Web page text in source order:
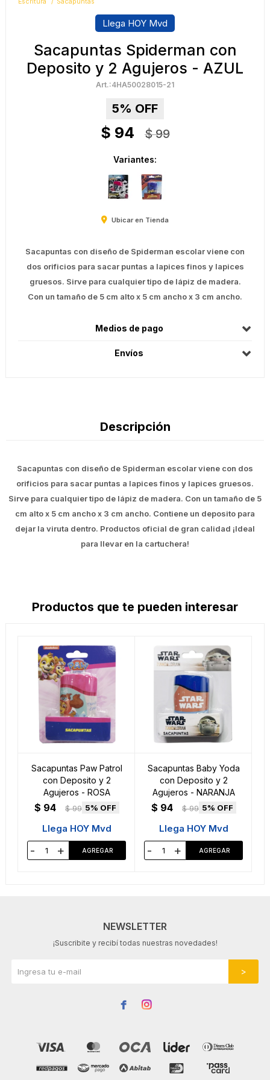
Escritura Sacapuntas
Llega HOY Mvd
Sacapuntas Spiderman con
Deposito y 2 Agujeros - AZUL
4HA50028015-21
5
$ 94 $ 99
Variantes:
Ubicar en Tienda
Sacapuntas con diseño de Spiderman escolar viene con
dos orificios para sacar puntas a lapices finos y lapices
gruesos. Sirve para cualquier tipo de lápiz de madera.
Con un tamaño de 5 cm alto x 5 cm ancho x 3 cm ancho.
Medios de pago
Envíos
Descripción
Sacapuntas con diseño de Spiderman escolar viene con dos
orificios para sacar puntas a lapices finos y lapices gruesos.
Sirve para cualquier tipo de lápiz de madera. Con un tamaño de 5
cm alto x 5 cm ancho x 3 cm ancho. Contiene un deposito para
dejar la viruta dentro. Productos oficial de gran calidad ¡Ideal
para llevar en la cartuchera!
Productos que te pueden interesar
Sacapuntas Paw Patrol
con Deposito y 2
Agujeros - ROSA
$ 94 $ 99 5
Llega HOY Mvd
- +
Sacapuntas Baby Yoda
con Deposito y 2
Agujeros - NARANJA
$ 94 $ 99 5
Llega HOY Mvd
- +
NEWSLETTER
¡Suscribite y recibí todas nuestras novedades!
 